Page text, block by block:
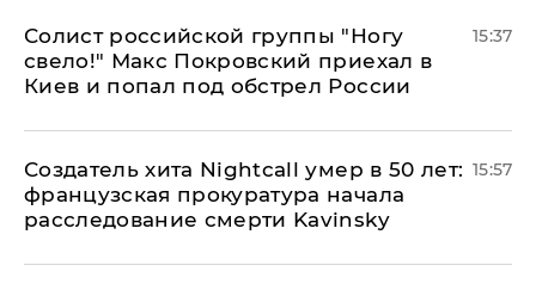
Солист российской группы "Ногу
свело!" Макс Покровский приехал в
Киев и попал под обстрел России
15:37
Создатель хита Nightcall умер в 50 лет:
французская прокуратура начала
расследование смерти Kavinsky
15:57